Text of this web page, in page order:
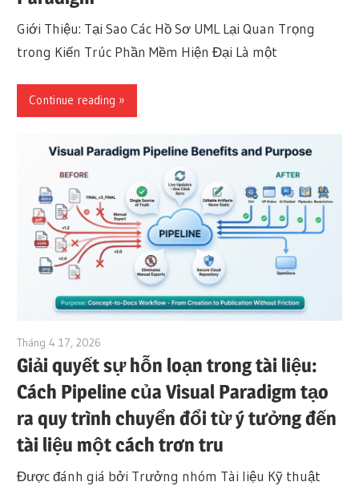
Giới Thiệu: Tại Sao Các Hồ Sơ UML Lại Quan Trọng
trong Kiến Trúc Phần Mềm Hiện Đại Là một
Continue reading
Tháng 4 17, 2026
Giải quyết sự hỗn loạn trong tài liệu:
Cách Pipeline của Visual Paradigm tạo
ra quy trình chuyển đổi từ ý tưởng đến
tài liệu một cách trơn tru
Được đánh giá bởi Trưởng nhóm Tài liệu Kỹ thuật